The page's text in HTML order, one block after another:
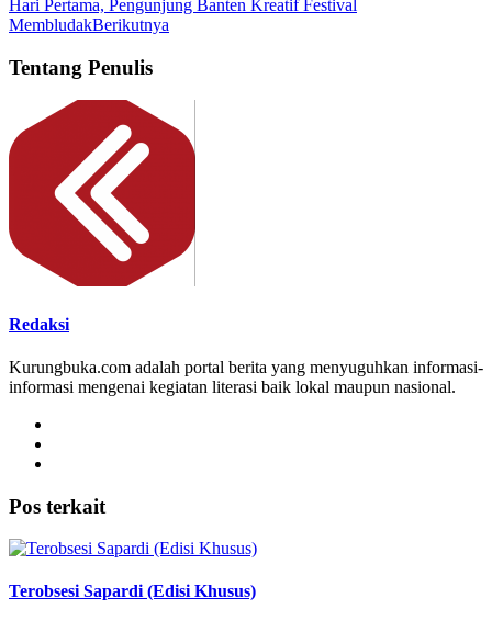
Hari Pertama, Pengunjung Banten Kreatif Festival
MembludakBerikutnya
Tentang Penulis
Redaksi
Kurungbuka.com adalah portal berita yang menyuguhkan informasi-
informasi mengenai kegiatan literasi baik lokal maupun nasional.
Pos terkait
Terobsesi Sapardi (Edisi Khusus)